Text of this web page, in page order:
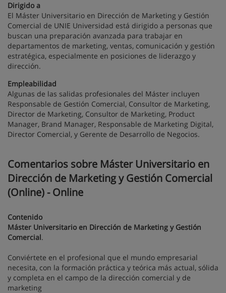
Dirigido a
El Máster Universitario en Dirección de Marketing y Gestión
Comercial de UNIE Universidad está dirigido a personas que
buscan una preparación avanzada para trabajar en
departamentos de marketing, ventas, comunicación y gestión
estratégica, especialmente en posiciones de liderazgo y
dirección.
Empleabilidad
Algunas de las salidas profesionales del Máster incluyen
Responsable de Gestión Comercial, Consultor de Marketing,
Director de Marketing, Consultor de Marketing, Product
Manager, Brand Manager, Responsable de Marketing Digital,
Director Comercial, y Gerente de Desarrollo de Negocios.
Comentarios sobre Máster Universitario en
Dirección de Marketing y Gestión Comercial
(Online) - Online
Contenido
Máster Universitario en Dirección de Marketing y Gestión
Comercial.
Conviértete en el profesional que el mundo empresarial
necesita, con la formación práctica y teórica más actual, sólida
y completa en el campo de la dirección comercial y de
marketing